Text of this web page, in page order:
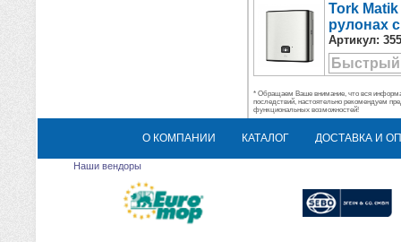
Tork
рулонах
Артикул:
* Обращаем Ваше внимание, что вся
последствий, настоятельно рекомендуем
функциональных возможностей!
О КОМПАНИИ КАТАЛОГ ДОСТАВКА И
Наши вендоры